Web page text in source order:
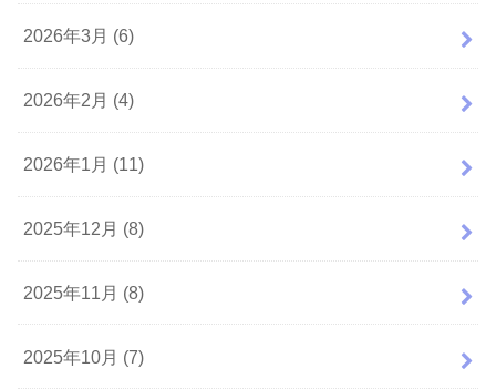
2026年3月 (6)
2026年2月 (4)
2026年1月 (11)
2025年12月 (8)
2025年11月 (8)
2025年10月 (7)